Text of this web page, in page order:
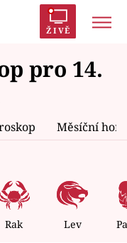
ŽIVĚ
AYTO?
pro 14.
Měsíční
Rak Lev